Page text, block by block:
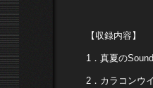
【収録内容】
1．真夏の
2．カラコンウ